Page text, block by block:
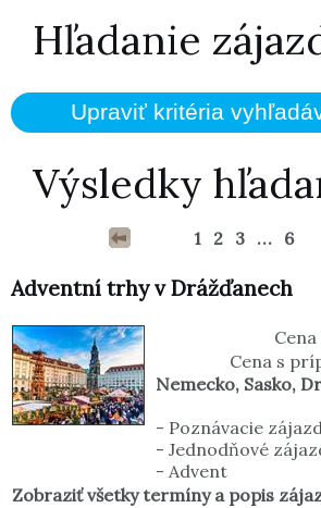
Hľadanie
Výsledky
1 2 3 ... 6
Adventní trhy v Drážďanech
Cena s
Nemecko, Sasko,
- Poznávacie
- Jednodňové
- Advent
Zobraziť všetky termíny a popis